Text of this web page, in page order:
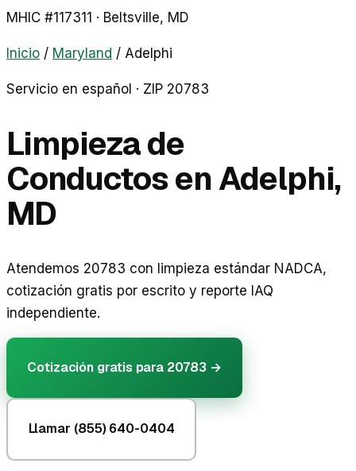
MHIC #117311 · Beltsville, MD
Inicio / Maryland / Adelphi
Servicio en español · ZIP 20783
Limpieza de
Conductos en Adelphi,
MD
Atendemos 20783 con limpieza estándar NADCA,
cotización gratis por escrito y reporte IAQ
independiente.
Cotización gratis para 20783 →
Llamar (855) 640-0404